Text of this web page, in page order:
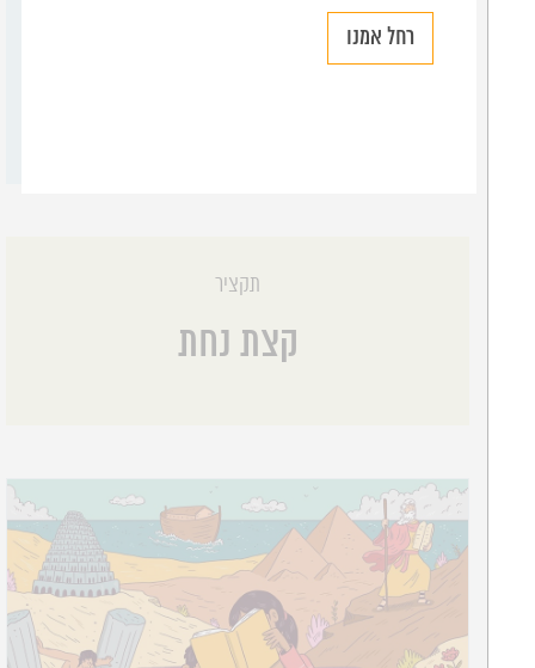
תקציר
קצת נחת
רחל אמנו